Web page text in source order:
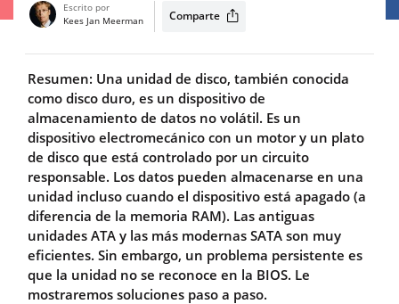
Escrito por
Kees Jan Meerman
Comparte
Resumen: Una unidad de disco, también conocida
como disco duro, es un dispositivo de
almacenamiento de datos no volátil. Es un
dispositivo electromecánico con un motor y un plato
de disco que está controlado por un circuito
responsable. Los datos pueden almacenarse en una
unidad incluso cuando el dispositivo está apagado (a
diferencia de la memoria RAM). Las antiguas
unidades ATA y las más modernas SATA son muy
eficientes. Sin embargo, un problema persistente es
que la unidad no se reconoce en la BIOS. Le
mostraremos soluciones paso a paso.